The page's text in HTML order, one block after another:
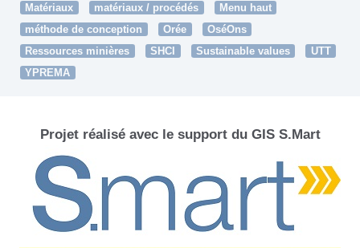
Matériaux
matériaux / procédés
Menu haut
méthode de conception
Orée
OséOns
Ressources minières
SHCI Sustainable values
UTT
YPREMA
Projet réalisé avec le support du GIS S.Mart